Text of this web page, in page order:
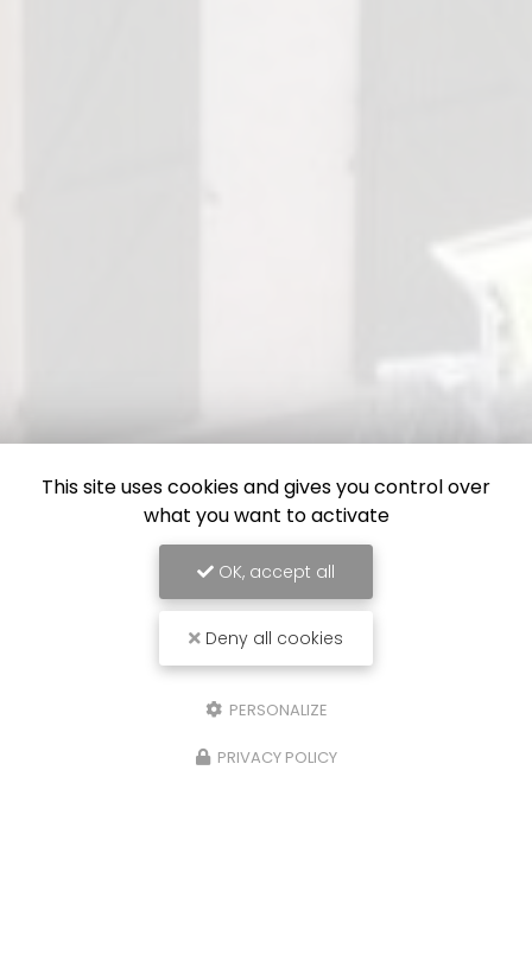
This site uses cookies and gives you control over
what you want to activate
OK, accept all
Deny all cookies
PERSONALIZE
PRIVACY POLICY